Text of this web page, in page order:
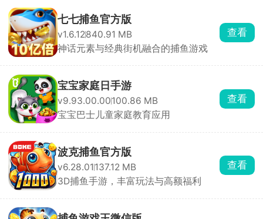
七七捕鱼官方版
v1.6.12840.91 MB
神话元素与经典街机融合的捕鱼游戏
查看
宝宝家庭日手游
v9.93.00.00100.86 MB
宝宝巴士儿童家庭教育应用
查看
波克捕鱼官方版
v6.28.01 137.12 MB
3D捕鱼手游，丰富玩法与高额福利
查看